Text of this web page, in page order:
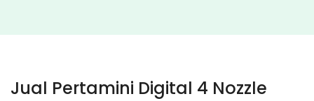
Jual Pertamini Digital 4 Nozzle